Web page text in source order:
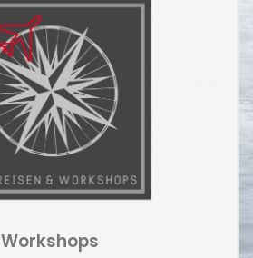
Workshops